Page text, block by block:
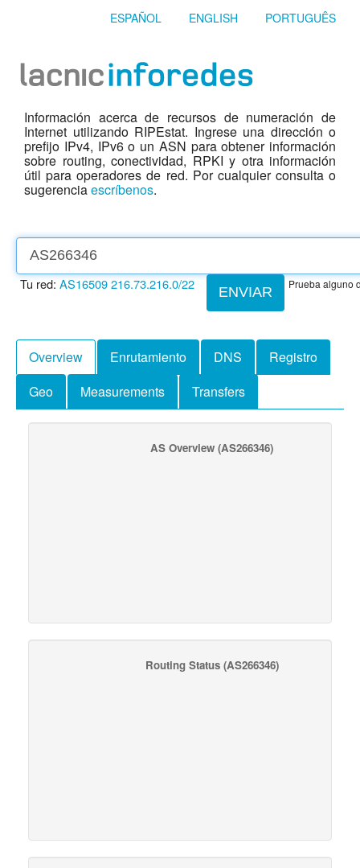
ESPAÑOL ENGLISH PORTUGUÊS
Información acerca de recursos de numeración de
Internet utilizando RIPEstat. Ingrese una dirección o
prefijo IPv4, IPv6 o un ASN para obtener información
sobre routing, conectividad, RPKI y otra información
útil para operadores de red. Por cualquier consulta o
sugerenciaescríbenos.
ENVIAR
Tu red: AS16509216.73.216.0/22 Prueba alguno
Overview Enrutamiento DNS
Registro
Geo
Measurements Transfers
AS Overview (AS266346)
Routing Status(AS266346)